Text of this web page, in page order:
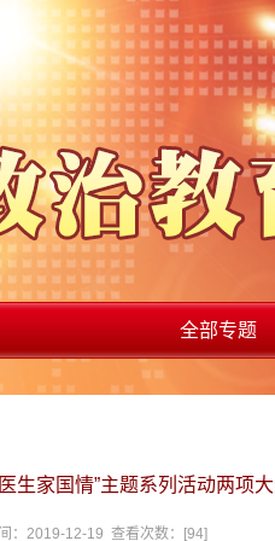
全部专题
生家国情”主题系列活动两项
：2019-12-19 查看次数：[94]